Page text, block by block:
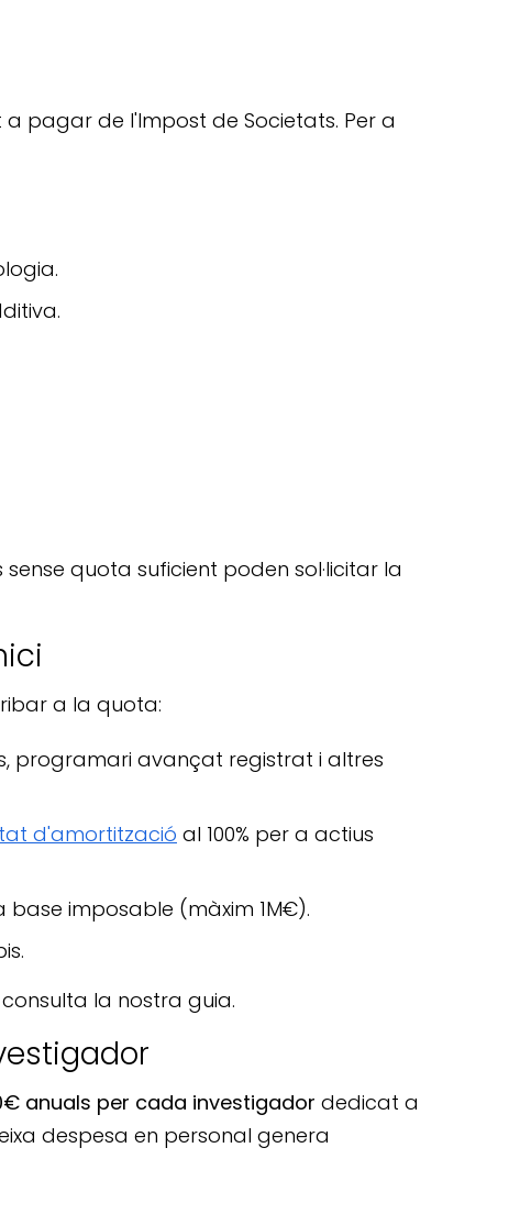
pagar de l'Impost de Societats. Per a
sense quota suficient poden sol·licitar la
a la quota:
programari avançat registrat i altres
d'amortització al 100% per a actius
base imposable (màxim 1M€).
consulta la nostra guia.
anuals per cada investigador dedicat a
despesa en personal genera